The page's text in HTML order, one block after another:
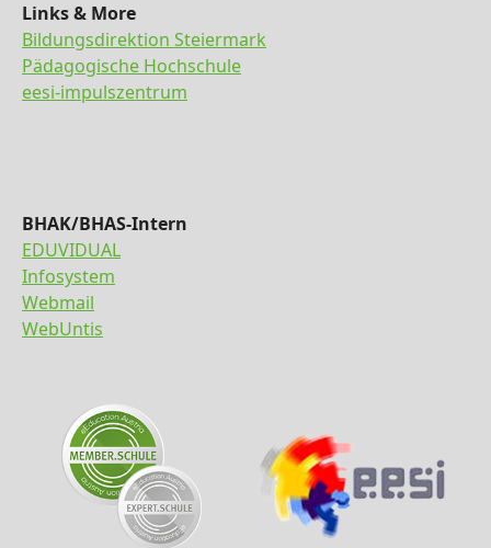
Links & More
Bildungsdirektion Steiermark
Pädagogische Hochschule
eesi-impulszentrum
BHAK/BHAS-Intern
EDUVIDUAL
Infosystem
Webmail
WebUntis